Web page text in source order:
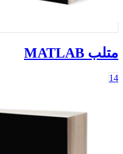
متلب MATLAB
14